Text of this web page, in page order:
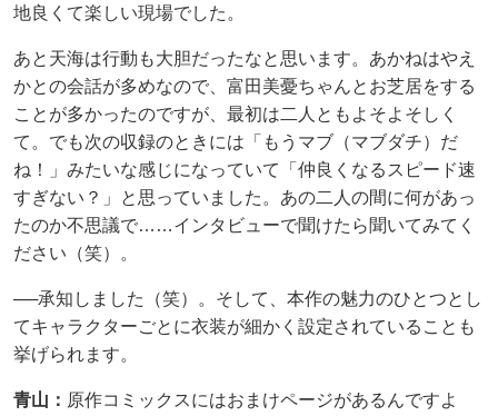
地良くて楽しい現場でした。
あと天海は行動も大胆だったなと思います。あかねはやえ
かとの会話が多めなので、富田美憂ちゃんとお芝居をする
ことが多かったのですが、最初は二人ともよそよそしく
て。でも次の収録のときには「もうマブ（マブダチ）だ
ね！」みたいな感じになっていて「仲良くなるスピード速
すぎない？」と思っていました。あの二人の間に何があっ
たのか不思議で……インタビューで聞けたら聞いてみてく
ださい（笑）。
──承知しました（笑）。そして、本作の魅力のひとつとし
てキャラクターごとに衣装が細かく設定されていることも
挙げられます。
青山： 原作コミックスにはおまけページがあるんですよ